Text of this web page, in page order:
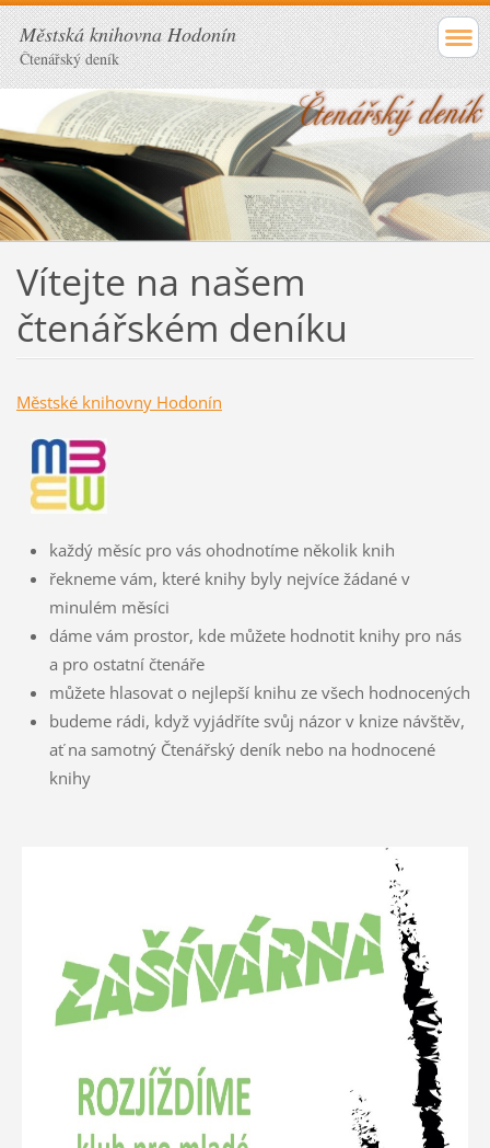
Městská knihovna Hodonín
Čtenářský deník
Vítejte na našem
čtenářském deníku
Městské knihovny Hodonín
každý měsíc pro vás ohodnotíme několik knih
řekneme vám, které knihy byly nejvíce žádané v
minulém měsíci
dáme vám prostor, kde můžete hodnotit knihy pro nás
a pro ostatní čtenáře
můžete hlasovat o nejlepší knihu ze všech hodnocených
budeme rádi, když vyjádříte svůj názor v knize návštěv,
ať na samotný Čtenářský deník nebo na hodnocené
knihy